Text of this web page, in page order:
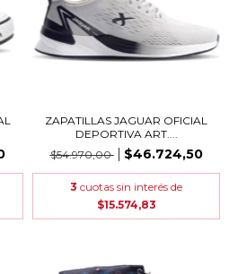
ZAPATILLAS JAGUAR OFICIAL
DEPORTIVA ART....
$54.970,00
$46.724,50
3 cuotas sin interés de
$15.574,83